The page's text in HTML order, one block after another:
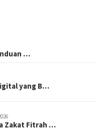
…
yang B…
Zakat Fitrah …